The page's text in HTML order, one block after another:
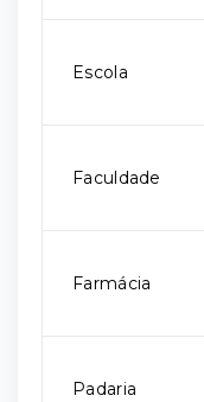
Escola
Faculdade
Farmácia
Padaria